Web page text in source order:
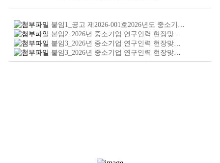
붙임1_공고 제2026-001호2026년도 중소기업 연구인력 현장맞춤형 양성지원사업 1차 시행계획 공고.hwp
붙임2_2026년 중소기업 연구인력 현장맞춤형 양성지원사업 신청양식.zip
붙임3_2026년 중소기업 연구인력 현장맞춤형 양성지원사업 포스터.pdf
붙임3_2026년 중소기업 연구인력 현장맞춤형 양성지원사업 포스터_1.jpg